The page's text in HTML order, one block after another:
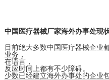
中国医疗器械厂家海外办事处现
目前绝大多数中国医疗器械企业
业务，
在语言，
反应时间上都有不少障碍。
少数已经建立海外办事处的企业